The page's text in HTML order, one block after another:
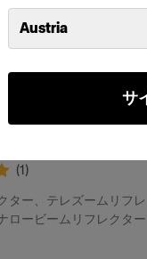
Austria
サ
mm
(1)
ター、テレズームリフレ
ロービームリフレクター